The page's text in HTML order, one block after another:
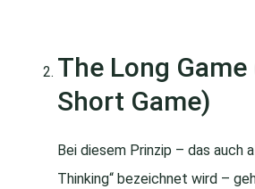
The Long
Short Game)
Bei diesem Prinzip – das auch
Thinking“ bezeichnet wird –